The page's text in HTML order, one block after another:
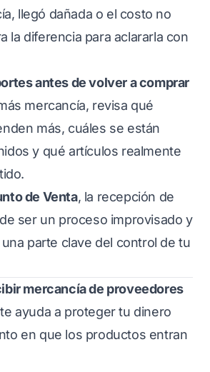
llegó dañada o el costo no
la diferencia para aclararla con
antes de volver a comprar
mercancía, revisa qué
más, cuáles se están
y qué artículos realmente
de Venta, la recepción de
ser un proceso improvisado y
parte clave del control de tu
mercancía de proveedores
te ayuda a proteger tu dinero
en que los productos entran